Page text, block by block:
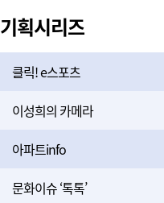
기획시리즈
클릭! e스포츠
이성희의 카메라
아파트info
문화이슈 ‘톡톡’